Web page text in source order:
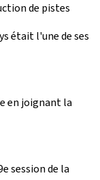
de pistes
était l'une de ses
en joignant la
session de la